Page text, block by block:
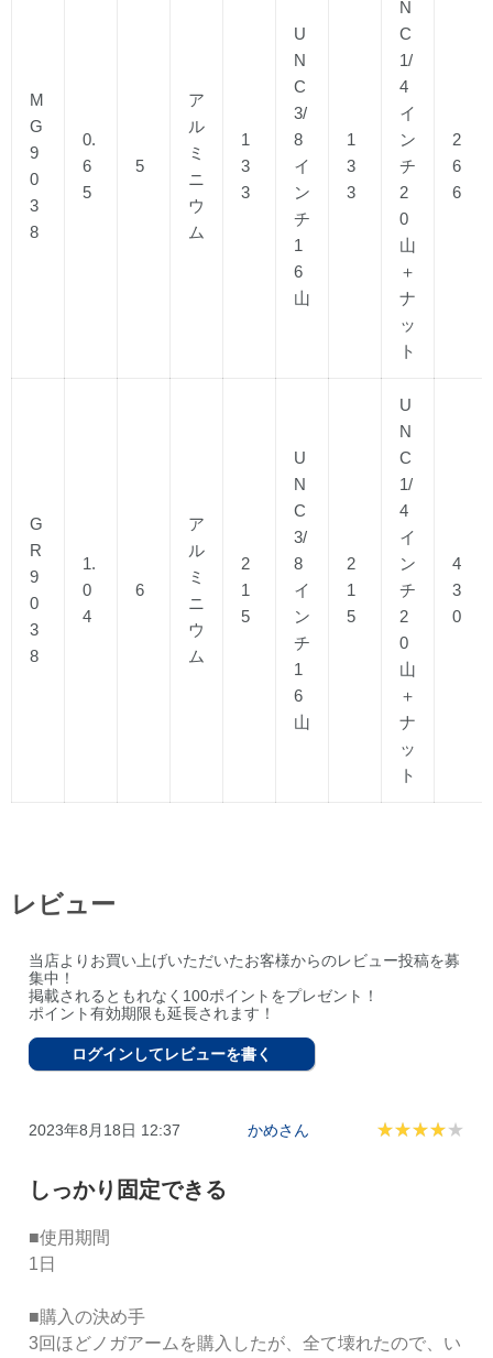
M
G
9
0
3
8
0.
6
5
5
ア
ル
ミ
ニ
ウ
ム
1
3
3
U
N
C
3/
8
イ
ン
チ
1
6
山
1
3
3
N
C
1/
4
イ
ン
チ
2
0
山
＋
ナ
ッ
ト
2
6
6
G
R
9
0
3
8
1.
0
4
6
ア
ル
ミ
ニ
ウ
ム
2
1
5
U
N
C
3/
8
イ
ン
チ
1
6
山
2
1
5
U
N
C
1/
4
イ
ン
チ
2
0
山
＋
ナ
ッ
ト
4
3
0
レビュー
当店よりお買い上げいただいたお客様からのレビュー投稿を募
集中！
掲載されるともれなく100ポイントをプレゼント！
ポイント有効期限も延長されます！
ログインしてレビューを書く
2023年8月18日 12:37 かめさん
しっかり固定できる
■使用期間
1日
■購入の決め手
3回ほどノガアームを購入したが、全て壊れたので、い